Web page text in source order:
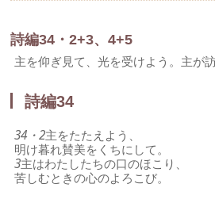
詩編34・2+3、4+5
主を仰ぎ見て、光を受けよう。主が
詩編34
34・2主をたたえよう、
明け暮れ賛美をくちにして。
3主はわたしたちの口のほこり、
苦しむときの心のよろこび。